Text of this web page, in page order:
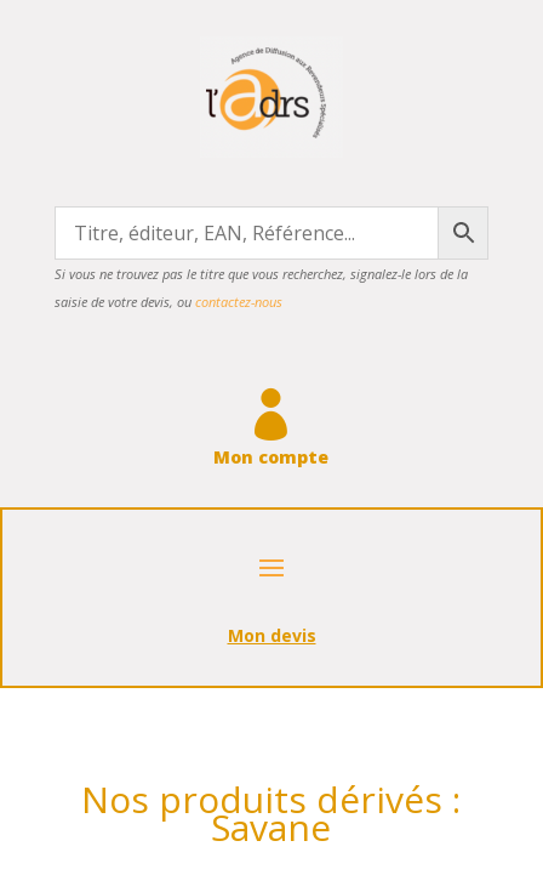
Si vous ne trouvez pas le titre que vous recherchez, signalez-le lors de la
saisie de votre devis, ou contactez-nous

Mon compte
Mon devis
Nos produits dérivés :
Savane